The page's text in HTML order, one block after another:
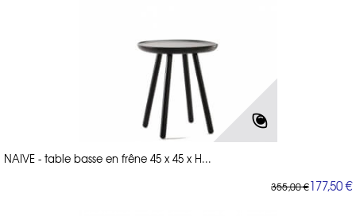
NAIVE - table basse en frêne 45 x 45 x H...
355,00 €177,50 €